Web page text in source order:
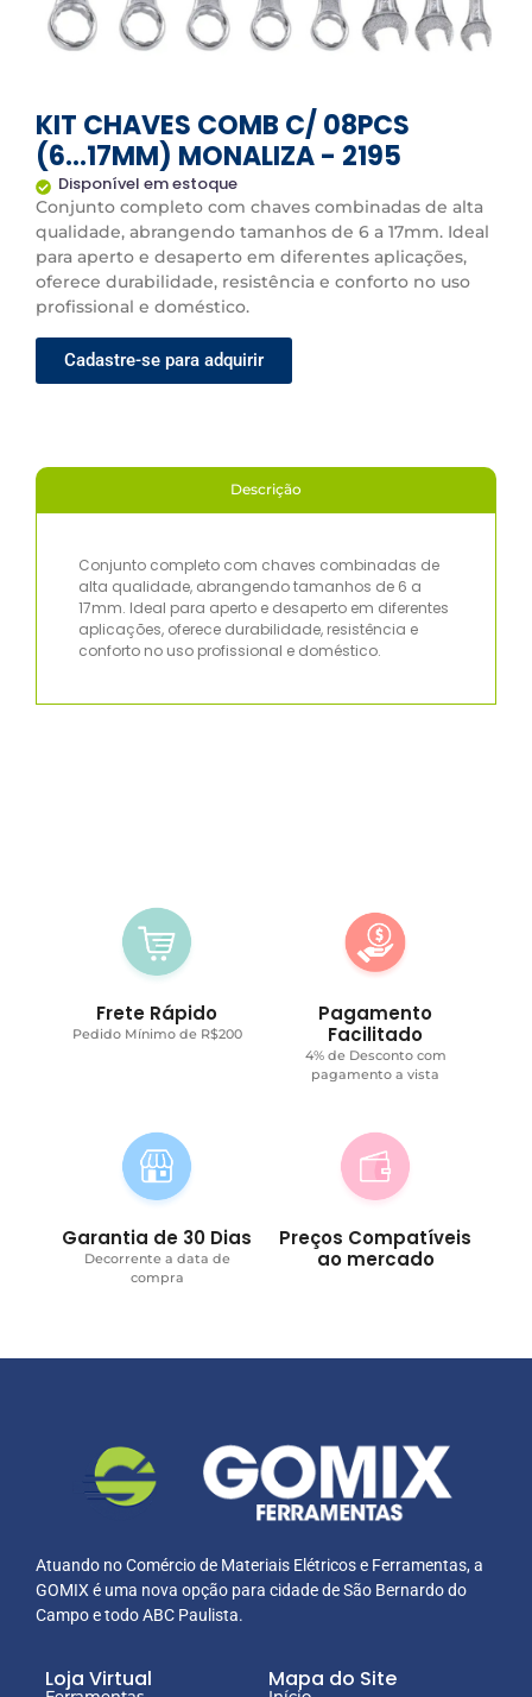
KIT CHAVES COMB C/ 08PCS
(6...17MM) MONALIZA - 2195
Disponível em estoque
Conjunto completo com chaves combinadas de alta
qualidade, abrangendo tamanhos de 6 a 17mm. Ideal
para aperto e desaperto em diferentes aplicações,
oferece durabilidade, resistência e conforto no uso
profissional e doméstico.
Cadastre-se para adquirir
Descrição
Conjunto completo com chaves combinadas de
alta qualidade, abrangendo tamanhos de 6 a
17mm. Ideal para aperto e desaperto em diferentes
aplicações, oferece durabilidade, resistência e
conforto no uso profissional e doméstico.
Frete Rápido
Pedido Mínimo de R$200
Pagamento
Facilitado
4% de Desconto com
pagamento a vista
Garantia de 30 Dias
Decorrente a data de
compra
Preços Compatíveis
ao mercado
Atuando no Comércio de Materiais Elétricos e Ferramentas, a
GOMIX é uma nova opção para cidade de São Bernardo do
Campo e todo ABC Paulista.
Loja Virtual Mapa do Site